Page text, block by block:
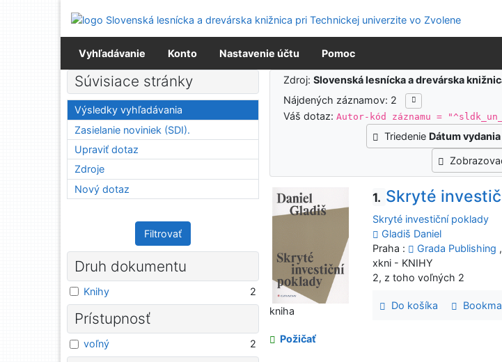
Prejsť na menu
Prehlásenie o webovej prístupnosti
Vyhľadávanie Konto Nastavenie účtu Pomoc
Výsledky vyhľadávania
Zdroj:Slovenská lesnícka a drevárska
Nájdených záznamov: 2
Váš dotaz:Autor-kód záznamu =
Triedenie Dátum
1. Skryté
Skryté investiční poklady
Gladiš Daniel
Praha :
Grada Publishing
xkni - KNIHY
2, z toho voľných 2
Do košíka
kniha
Požičať
Súvisiace stránky
Výsledky vyhľadávania
Zasielanie noviniek (SDI).
Upraviť dotaz
Zdroje
Nový dotaz
Filtrovať
Druh dokumentu
Knihy 2
Prístupnosť
voľný 2